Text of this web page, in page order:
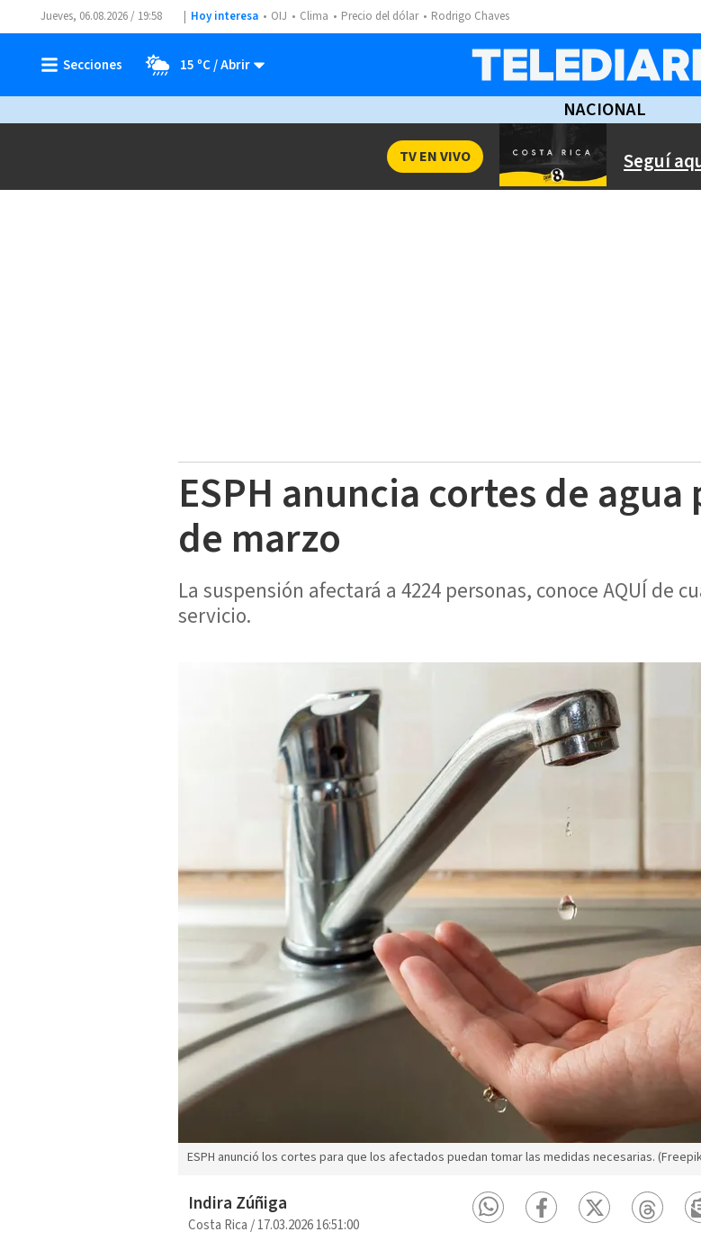
Jueves, 06.08.2026 / 19:58 Hoy interesa OIJ Clima Precio del dólar Rodrigo Chaves
15 ºC
NACIONAL
Seguí
TV EN VIVO
ESPH anuncia cortes de agua
de marzo
La suspensión afectará a 4224 personas, conoce AQUÍ de
servicio.
ESPH anunció los cortes para que los afectados puedan tomar las medidas necesarias.
Indira Zúñiga
Costa Rica/17.03.2026 16:51:00